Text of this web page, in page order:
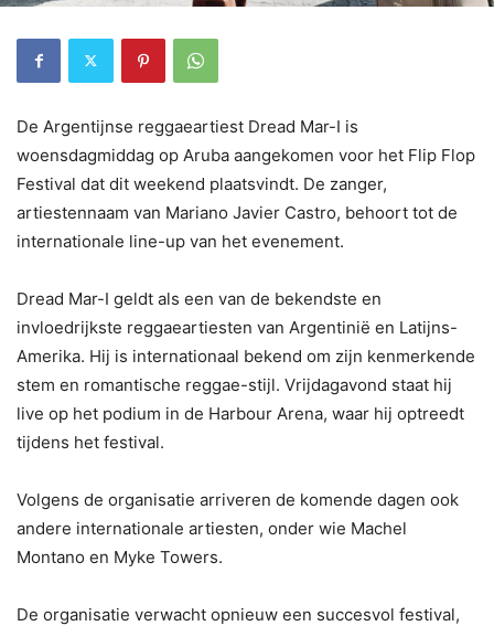
De Argentijnse reggaeartiest Dread Mar-I is
woensdagmiddag op Aruba aangekomen voor het Flip Flop
Festival dat dit weekend plaatsvindt. De zanger,
artiestennaam van Mariano Javier Castro, behoort tot de
internationale line-up van het evenement.
Dread Mar-I geldt als een van de bekendste en
invloedrijkste reggaeartiesten van Argentinië en Latijns-
Amerika. Hij is internationaal bekend om zijn kenmerkende
stem en romantische reggae-stijl. Vrijdagavond staat hij
live op het podium in de Harbour Arena, waar hij optreedt
tijdens het festival.
Volgens de organisatie arriveren de komende dagen ook
andere internationale artiesten, onder wie Machel
Montano en Myke Towers.
De organisatie verwacht opnieuw een succesvol festival,